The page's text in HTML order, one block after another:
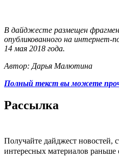
В дайджесте размещен
опубликованного на интернет-
14 мая 2018 года.
Автор: Дарья Малютина
Полный текст вы можете
Рассылка
Получайте дайджест новостей,
интересных материалов раньше